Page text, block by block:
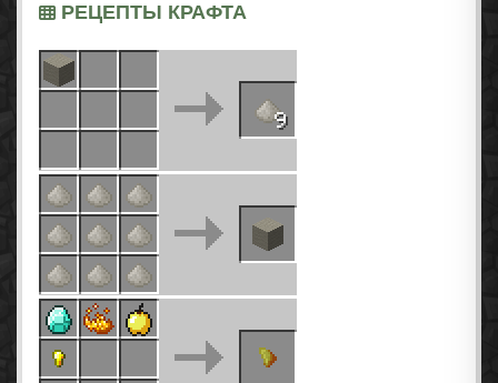
РЕЦЕПТЫ КРАФТА